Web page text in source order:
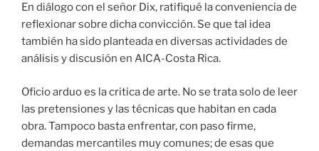
En diálogo con el señor Dix, ratifiqué la conveniencia de
reflexionar sobre dicha convicción. Se que tal idea
también ha sido planteada en diversas actividades de
análisis y discusión en AICA-Costa Rica.
Oficio arduo es la critica de arte. No se trata solo de leer
las pretensiones y las técnicas que habitan en cada
obra. Tampoco basta enfrentar, con paso firme,
demandas mercantiles muy comunes; de esas que